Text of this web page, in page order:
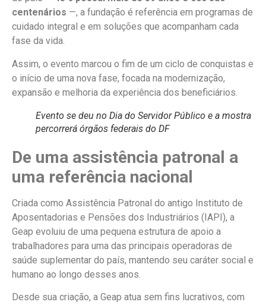
centenários —, a fundação é referência em programas de
cuidado integral e em soluções que acompanham cada
fase da vida.
Assim, o evento marcou o fim de um ciclo de conquistas e
o início de uma nova fase, focada na modernização,
expansão e melhoria da experiência dos beneficiários.
Evento se deu no Dia do Servidor Público e a mostra
percorrerá órgãos federais do DF
De uma assistência patronal a
uma referência nacional
Criada como Assistência Patronal do antigo Instituto de
Aposentadorias e Pensões dos Industriários (IAPI), a
Geap evoluiu de uma pequena estrutura de apoio a
trabalhadores para uma das principais operadoras de
saúde suplementar do país, mantendo seu caráter social e
humano ao longo desses anos.
Desde sua criação, a Geap atua sem fins lucrativos, com